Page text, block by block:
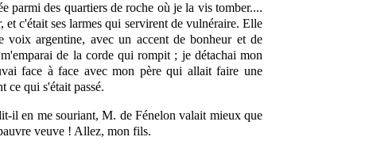
parmi des quartiers de roche où je la vis tomber....
c'était ses larmes qui servirent de vulnéraire. Elle
argentine, avec un accent de bonheur et de
de la corde qui rompit ; je détachai mon
face à face avec mon père qui allait faire une
ce qui s'était passé.
il en me souriant, M. de Fénelon valait mieux que
veuve ! Allez, mon fils.